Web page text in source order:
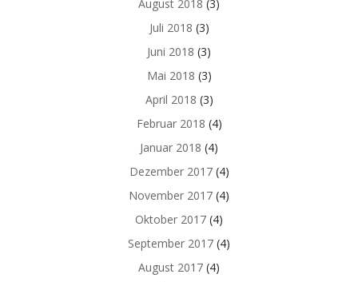
August 2018 (3)
Juli 2018 (3)
Juni 2018 (3)
Mai 2018 (3)
April 2018 (3)
Februar 2018 (4)
Januar 2018 (4)
Dezember 2017(4)
November 2017 (4)
Oktober 2017 (4)
September 2017 (4)
August 2017 (4)